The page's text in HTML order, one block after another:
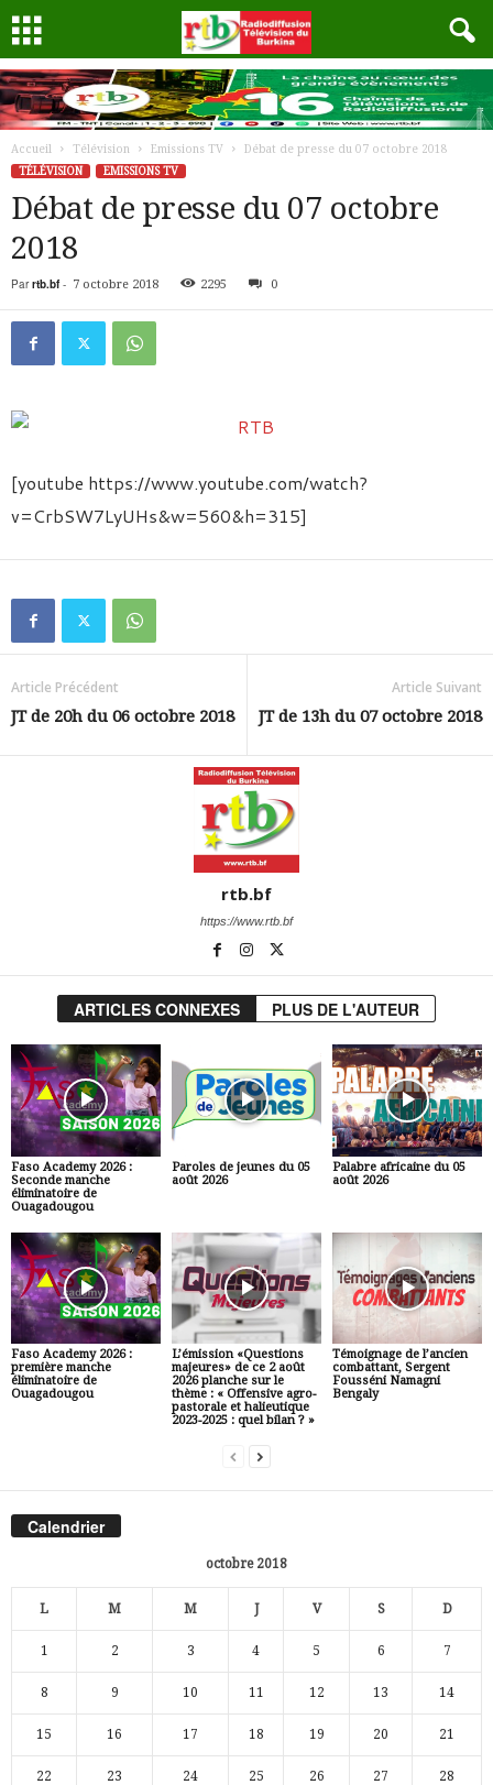
Accueil Télévision Emissions TV
Débat de presse du 07 octobre 2018
TÉLÉVISION
EMISSIONS TV
Débat de presse du 07 octobre
2018
Par rtb.bf- 7 octobre 2018 2295 0
[youtube https://www.youtube.com/watch?
v=CrbSW7LyUHs&w=560&h=315]
Article Précédent
JT de 20h du 06 octobre 2018
Article Suivant
JT de 13h du 07 octobre 2018
rtb.bf
https://www.rtb.bf
ARTICLES CONNEXES PLUS DE L'AUTEUR
Faso Academy 2026 :
Seconde manche
éliminatoire de
Ouagadougou
Paroles de jeunes du 05
août 2026
Palabre africaine du 05
août 2026
Faso Academy 2026 :
première manche
éliminatoire de
Ouagadougou
L’émission «Questions
majeures» de ce 2 août
2026 planche sur le
thème : « Offensive agro-
pastorale et halieutique
2023-2025 : quel bilan ? »
Témoignage de l’ancien
combattant, Sergent
Fousséni Namagni
Bengaly
Calendrier
octobre 2018
L M M J V S D
1 2 3 4 5 6 7
8 9 10 11 12 13 14
15 16 17 18 19 20 21
22 23 24 25 26 27 28